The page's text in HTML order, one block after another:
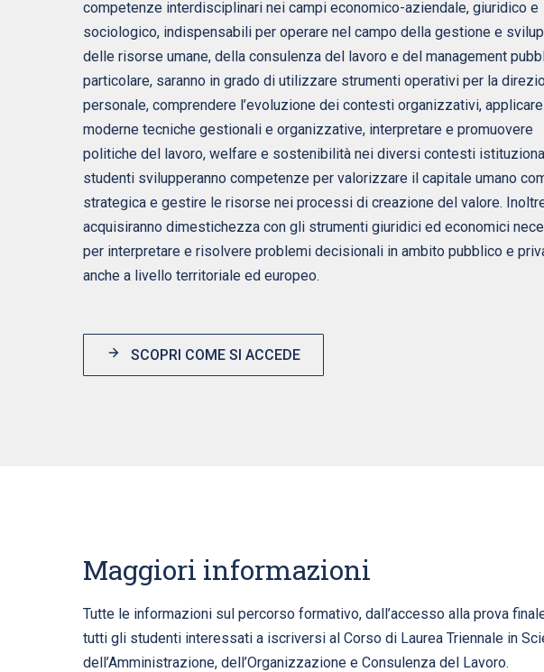
competenze interdisciplinari nei campi economico-aziendale, giuridico e
sociologico, indispensabili per operare nel campo della gestione e
delle risorse umane, della consulenza del lavoro e del management
particolare, saranno in grado di utilizzare strumenti operativi per la
personale, comprendere l’evoluzione dei contesti organizzativi, applicare
moderne tecniche gestionali e organizzative, interpretare e promuovere
politiche del lavoro, welfare e sostenibilità nei diversi contesti
studenti svilupperanno competenze per valorizzare il capitale umano
strategica e gestire le risorse nei processi di creazione del valore.
acquisiranno dimestichezza con gli strumenti giuridici ed economici
per interpretare e risolvere problemi decisionali in ambito pubblico e
anche a livello territoriale ed europeo.
SCOPRI COME SI ACCEDE
Maggiori informazioni
Tutte le informazioni sul percorso formativo, dall’accesso alla prova
tutti gli studenti interessati a iscriversi al Corso di Laurea Triennale in
dell’Amministrazione, dell’Organizzazione e Consulenza del Lavoro.